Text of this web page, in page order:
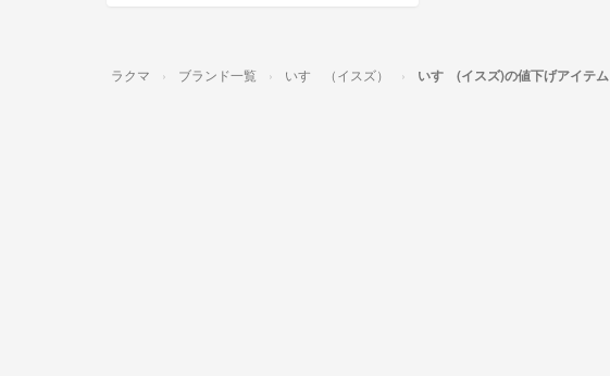
ラクマ ブランド一覧 いすゞ（イスズ） いすゞ(イスズ)の値下げアイテム